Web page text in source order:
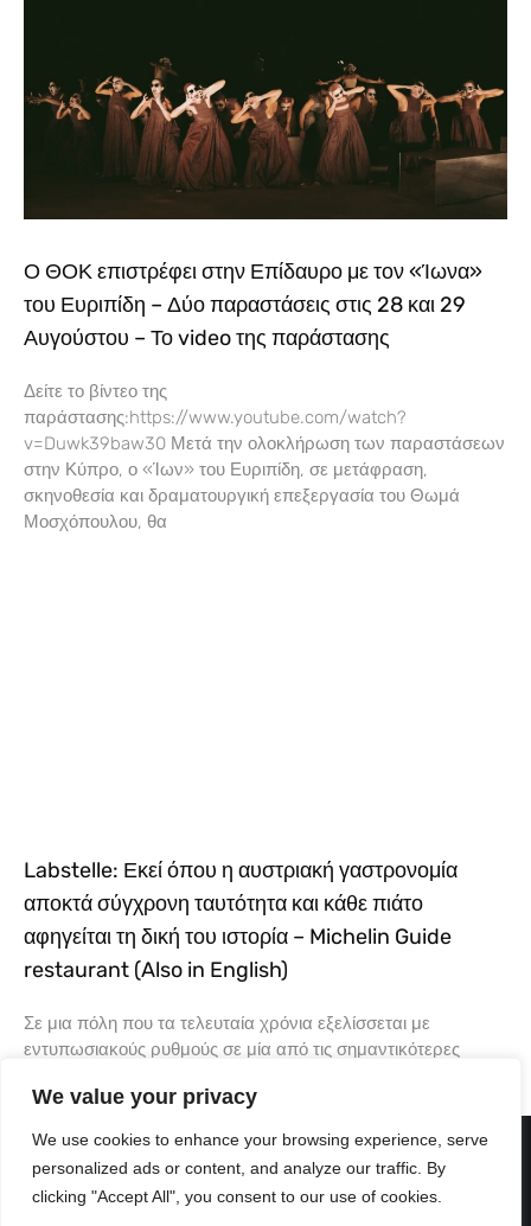
We value your privacy
We use cookies to enhance your browsing experience, serve
personalized ads or content, and analyze our traffic. By
clicking "Accept All", you consent to our use of cookies.
Ο ΘΟΚ επιστρέφει στην Επίδαυρο με τον «Ίωνα»
του Ευριπίδη – Δύο παραστάσεις στις 28 και 29
Αυγούστου – Το video της παράστασης
Δείτε το βίντεο της
παράστασης:https://www.youtube.com/watch?
v=Duwk39baw30 Μετά την ολοκλήρωση των παραστάσεων
στην Κύπρο, ο «Ίων» του Ευριπίδη, σε μετάφραση,
σκηνοθεσία και δραματουργική επεξεργασία του Θωμά
Μοσχόπουλου, θα
Labstelle: Εκεί όπου η αυστριακή γαστρονομία
αποκτά σύγχρονη ταυτότητα και κάθε πιάτο
αφηγείται τη δική του ιστορία – Michelin Guide
restaurant (Also in English)
Σε μια πόλη που τα τελευταία χρόνια εξελίσσεται με
εντυπωσιακούς ρυθμούς σε μία από τις σημαντικότερες
εστιατόρια που δεν ακολουθούν